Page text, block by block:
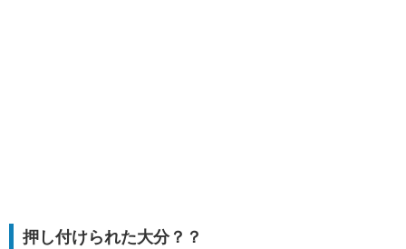
押し付けられた大分？？